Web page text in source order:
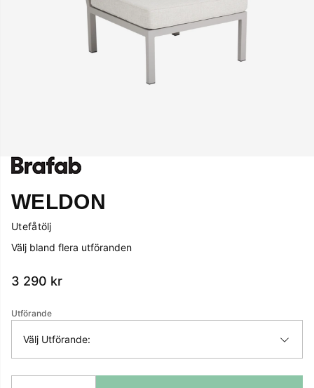
WELDON
Utefåtölj
Välj bland flera utföranden
3 290 kr
Utförande
Välj Utförande: